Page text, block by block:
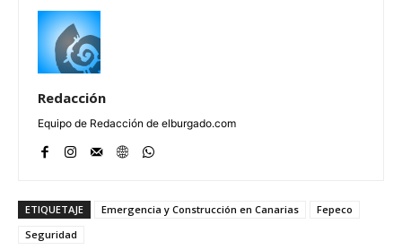
Redacción
Equipo de Redacción de elburgado.com
ETIQUETAJE Emergencia y Construcción en Canarias
Fepeco
Seguridad